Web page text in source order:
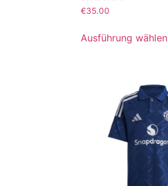
Bewertet
mit
€35.00
Ausführung wählen